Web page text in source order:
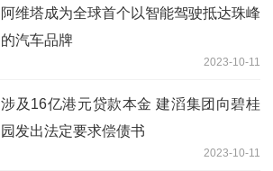
阿维塔成为全球首个以智能驾驶抵达珠峰
的汽车品牌
2023-10-11
涉及16亿港元贷款本金 建滔集团向碧桂
园发出法定要求偿债书
2023-10-11